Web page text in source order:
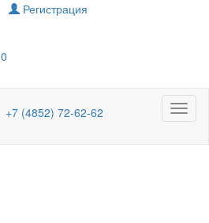
Регистрация
0
Меню
+7 (4852) 72-62-62